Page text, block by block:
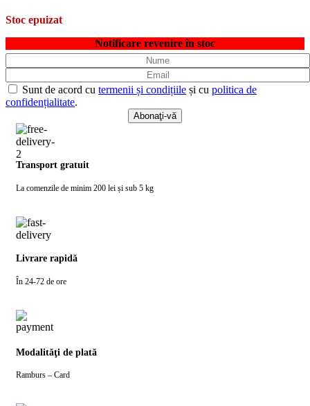
Stoc epuizat
Notificare revenire în stoc
Sunt de acord cu termenii și condițiile și cu politica de
confidențialitate.
Transport gratuit
La comenzile de minim 200 lei și sub 5 kg
Livrare rapidă
În 24-72 de ore
Modalităţi de plată
Ramburs – Card